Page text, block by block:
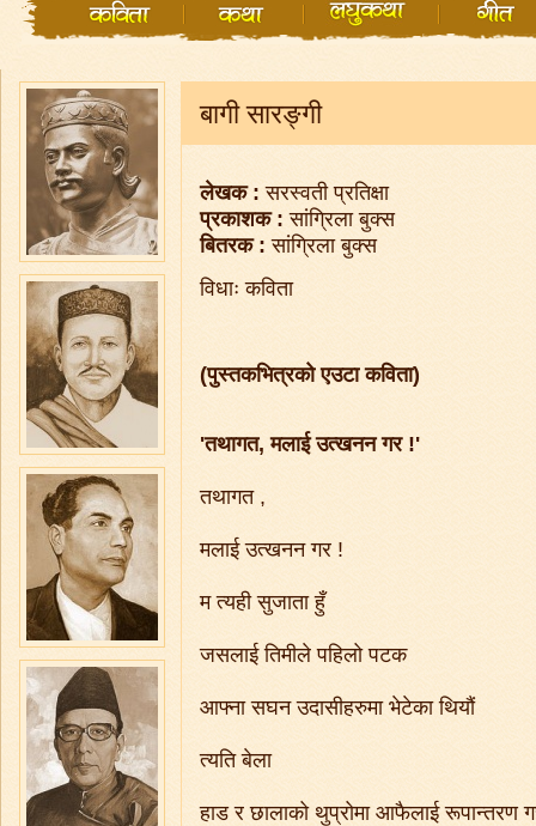
बागी सारङ्गी
लेखक :सरस्वती प्रतिक्षा
प्रकाशक :सांग्रिला बुक्स
बितरक :सांग्रिला बुक्स
विधाः कविता
(पुस्तकभित्रको एउटा कविता)
'तथागत, मलाई उत्खनन गर !'
तथागत ,
मलाई उत्खनन गर !
म त्यही सुजाता हुँ
जसलाई तिमीले पहिलो पटक
आफ्ना सघन उदासीहरुमा भेटेका थियौं
त्यति बेला
हाड र छालाको थुप्रोमा आफैलाई रूपान्तरण